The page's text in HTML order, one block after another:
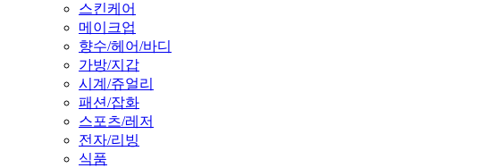
스킨케어
메이크업
향수/헤어/바디
가방/지갑
시계/쥬얼리
패션/잡화
스포츠/레저
전자/리빙
식품